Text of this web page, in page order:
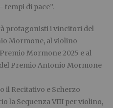
di pace”.
protagonisti i vincitori del
Mormone, al violino
Mormone 2025 e al
Premio Antonio Mormone
il Recitativo e Scherzo
la Sequenza VIII per violino,